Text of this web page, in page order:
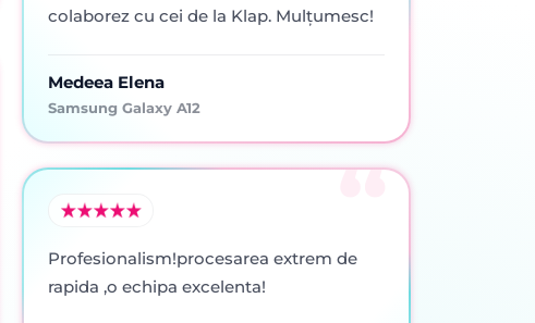
colaborez cu cei de la Klap. Mulţumesc!
Medeea Elena
Samsung Galaxy A12
Profesionalism!procesarea extrem de
rapida ,o echipa excelenta!